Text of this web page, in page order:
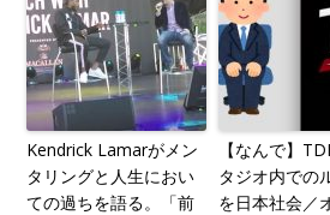
Kendrick Lamarがメン
タリングと人生におい
ての過ちを語る。「前
【なんで】
タジオ内での
を日本社会／